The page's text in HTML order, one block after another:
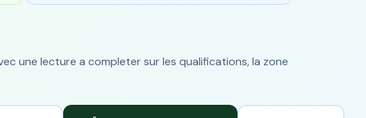
une lecture a completer sur les qualifications, la zone